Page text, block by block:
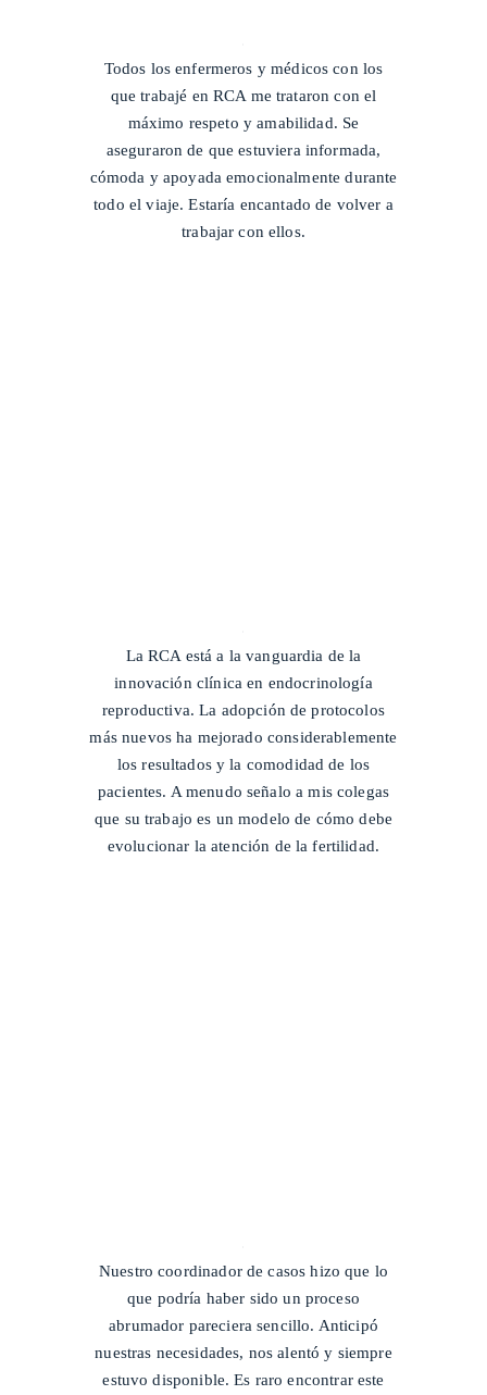
Todos los enfermeros y médicos con los
que trabajé en RCA me trataron con el
máximo respeto y amabilidad. Se
aseguraron de que estuviera informada,
cómoda y apoyada emocionalmente durante
todo el viaje. Estaría encantado de volver a
trabajar con ellos.
La RCA está a la vanguardia de la
innovación clínica en endocrinología
reproductiva. La adopción de protocolos
más nuevos ha mejorado considerablemente
los resultados y la comodidad de los
pacientes. A menudo señalo a mis colegas
que su trabajo es un modelo de cómo debe
evolucionar la atención de la fertilidad.
Nuestro coordinador de casos hizo que lo
que podría haber sido un proceso
abrumador pareciera sencillo. Anticipó
nuestras necesidades, nos alentó y siempre
estuvo disponible. Es raro encontrar este